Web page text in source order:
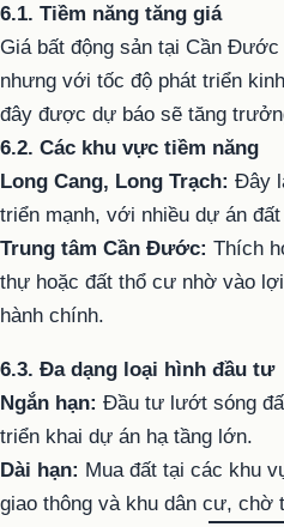
6.1. Tiềm năng tăng giá
Giá bất động sản tại Cần
nhưng với tốc độ phát triển
đây được dự báo sẽ tăng
6.2. Các khu vực tiềm năng
Long Cang, Long Trạch: Đây
triển mạnh, với nhiều dự án
Trung tâm Cần Đước: Thích
thự hoặc đất thổ cư nhờ vào
hành chính.
6.3. Đa dạng loại hình đầu tư
Ngắn hạn: Đầu tư lướt sóng
triển khai dự án hạ tầng lớn.
Dài hạn: Mua đất tại các khu
giao thông và khu dân cư, chờ